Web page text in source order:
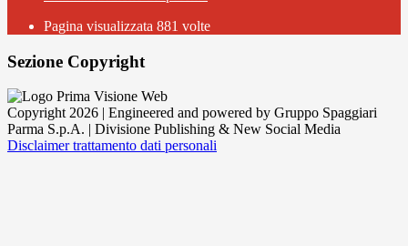
Pagina visualizzata 881 volte
Sezione Copyright
Copyright 2026 | Engineered and powered by Gruppo Spaggiari
Parma S.p.A. | Divisione Publishing & New Social Media
Disclaimer trattamento dati personali